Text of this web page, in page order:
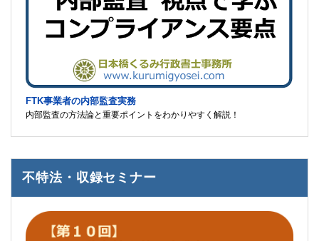
FTK事業者の内部監査実務
内部監査の方法論と重要ポイントをわかりやすく解説！
不特法・収録セミナー